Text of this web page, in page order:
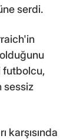
serdi.
futbolcu,
sessiz
karşısında